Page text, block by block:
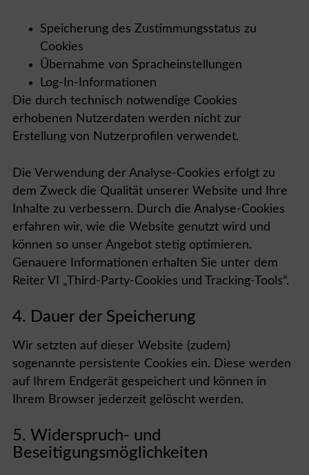
Speicherung des Zustimmungsstatus zu
Cookies
Übernahme von Spracheinstellungen
Log-In-Informationen
Die durch technisch notwendige Cookies
erhobenen Nutzerdaten werden nicht zur
Erstellung von Nutzerprofilen verwendet.
Die Verwendung der Analyse-Cookies erfolgt zu
dem Zweck die Qualität unserer Website und Ihre
Inhalte zu verbessern. Durch die Analyse-Cookies
erfahren wir, wie die Website genutzt wird und
können so unser Angebot stetig optimieren.
Genauere Informationen erhalten Sie unter dem
Reiter VI „Third-Party-Cookies und Tracking-Tools“.
4. Dauer der Speicherung
Wir setzten auf dieser Website (zudem)
sogenannte persistente Cookies ein. Diese werden
auf Ihrem Endgerät gespeichert und können in
Ihrem Browser jederzeit gelöscht werden.
5. Widerspruch- und
Beseitigungsmöglichkeiten